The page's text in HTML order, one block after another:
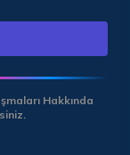
Hakkında